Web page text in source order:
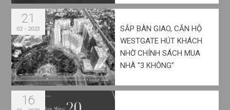
21
02 - 2023
SẮP BÀN GIAO, CĂN HỘ
WESTGATE HÚT KHÁCH
NHỜ CHÍNH SÁCH MUA
NHÀ "3 KHÔNG"
16